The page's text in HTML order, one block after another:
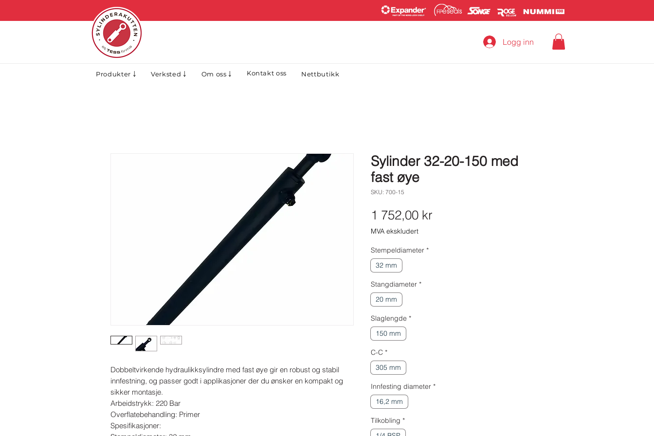
Logg inn
Produkter ￬ Verksted ￬ Om oss ￬ Kontakt oss Nettbutikk
Dobbeltvirkende hydraulikksylindre med fast øye gir en robust og stabil
innfestning, og passer godt i applikasjoner der du ønsker en kompakt og
sikker montasje.
Arbeidstrykk: 220 Bar
Overflatebehandling: Primer
Spesifikasjoner:
Sylinder 32-20-150 med
fast øye
SKU: 700-15
1 752,00 kr
MVA ekskludert
Stempeldiameter *
32 mm
Stangdiameter *
20 mm
Slaglengde *
150 mm
C-C *
305 mm
Innfesting diameter *
16,2 mm
Tilkobling *